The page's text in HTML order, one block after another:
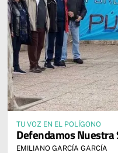
TU VOZ EN EL POLÍGONO
Defendamos Nuestra
EMILIANO GARCÍA GARCÍA